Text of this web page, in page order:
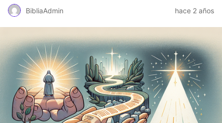
BibliaAdmin hace 2 años